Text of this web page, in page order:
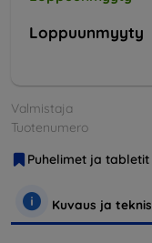
Loppuunmyyty
Valmistaja
Tuotenumero
Puhelimet ja tabletit
Kuvaus ja